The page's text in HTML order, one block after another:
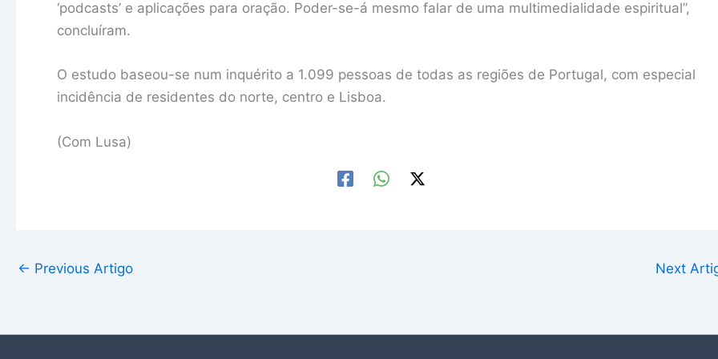
‘podcasts’ e aplicações para oração. Poder-se-á mesmo falar de uma multimedialidade espiritual”,
concluíram.
O estudo baseou-se num inquérito a 1.099 pessoas de todas as regiões de Portugal, com especial
incidência de residentes do norte, centro e Lisboa.
(Com Lusa)
← Previous Artigo Next